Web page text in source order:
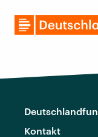
Kontakt